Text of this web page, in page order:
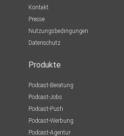
Kontakt
Presse
Nutzungsbedingungen
Datenschutz
Produkte
Podcast-Beratung
Podcast-Jobs
Podcast-Push
Podcast-Werbung
Podcast-Agentur